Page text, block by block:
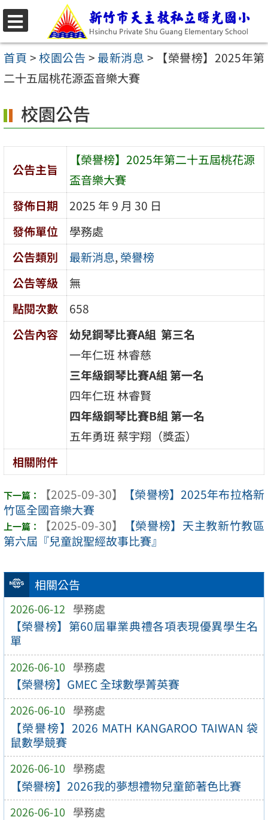
跳
至
主
要
容
區
選
單
首頁 >校園公告 > 最新消息 >
【榮譽榜】2025年第
二十五屆桃花源盃音樂大賽
相關公告
2026-06-12 學務處
【榮譽榜】第60屆畢業典禮各項表現優異學生名
單
2026-06-10 學務處
【榮譽榜】GMEC 全球數學菁英賽
2026-06-10 學務處
【榮譽榜】2026 MATH KANGAROO TAIWAN 袋
鼠數學競賽
2026-06-10 學務處
【榮譽榜】2026我的夢想禮物兒童節著色比賽
2026-06-10 學務處
校園公告
公告主旨
【榮譽榜】2025年第二十五屆桃花源
盃音樂大賽
發佈日期
2025 年 9 月 30 日
發佈單位
學務處
公告類別
最新消息,榮譽榜
公告等級
無
點閱次數
658
公告內容
幼兒鋼琴比賽A組 第三名
一年仁班 林睿慈
三年級鋼琴比賽A組 第一名
四年仁班 林睿賢
四年級鋼琴比賽B組 第一名
五年勇班 蔡宇翔（獎盃）
相關附件
【2025-09-30】
【榮譽榜】2025年布拉格新
竹區全國音樂大賽
【2025-09-30】
【榮譽榜】天主教新竹教區
第六屆『兒童說聖經故事比賽』